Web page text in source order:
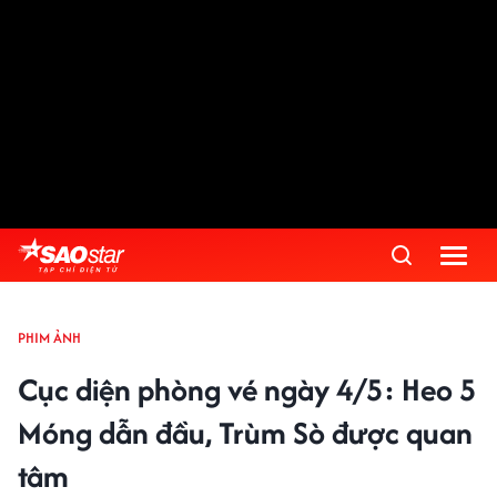
PHIM ẢNH
Cục diện phòng vé ngày 4/5: Heo 5
Móng dẫn đầu, Trùm Sò được quan
tâm